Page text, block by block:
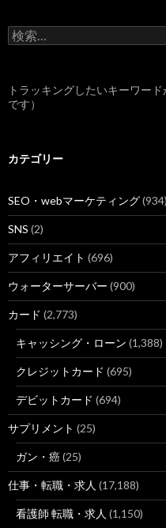
検
索
トラッキングしたいキーワー
です）
カテゴリー
SEO・webマーケティング(934)
SNS (2)
アフィリエイト (696)
ウォーターサーバー (900)
カード (2,773)
キャッシング・ローン (1,388)
クレジットカード (695)
デビットカード (694)
サプリメント (25)
ガン・癌(25)
仕事・転職・求人 (17,188)
看護師 転職・求人 (1,150)